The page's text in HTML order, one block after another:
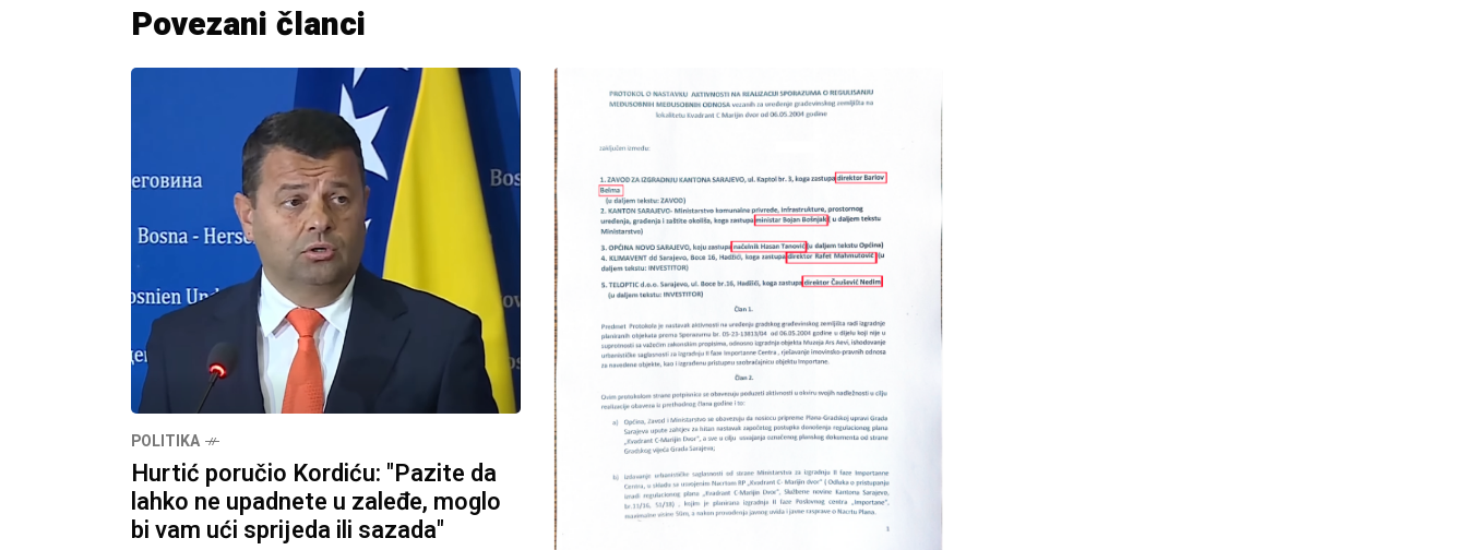
Povezani članci
POLITIKA
Hurtić poručio Kordiću: "Pazite da
lahko ne upadnete u zaleđe, moglo
bi vam ući sprijeda ili sazada"